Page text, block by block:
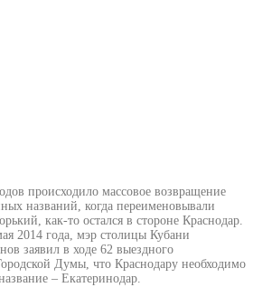
происходило массовое возвращение
названий, когда переименовывали
как-то остался в стороне Краснодар.
2014 года, мэр столицы Кубани
заявил в ходе 62 выездного
Думы, что Краснодару необходимо
– Екатеринодар.